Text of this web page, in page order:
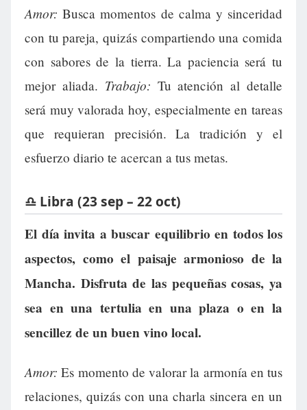
Amor: Busca momentos de calma y sinceridad
con tu pareja, quizás compartiendo una comida
con sabores de la tierra. La paciencia será tu
mejor aliada. Trabajo: Tu atención al detalle
será muy valorada hoy, especialmente en tareas
que requieran precisión. La tradición y el
esfuerzo diario te acercan a tus metas.
♎ Libra (23 sep – 22 oct)
El día invita a buscar equilibrio en todos los
aspectos, como el paisaje armonioso de la
Mancha. Disfruta de las pequeñas cosas, ya
sea en una tertulia en una plaza o en la
sencillez de un buen vino local.
Amor: Es momento de valorar la armonía en tus
relaciones, quizás con una charla sincera en un